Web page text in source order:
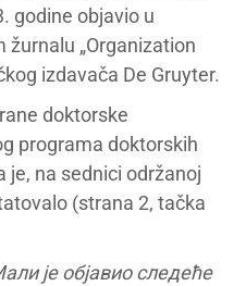
godine objavio u
„Organization
izdavača De Gruyter.
doktorske
programa doktorskih
je, na sednici održanoj
(strana 2, tačka
је објавио следеће